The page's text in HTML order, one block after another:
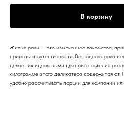
В корзину
Живые раки — это изысканное лакомство,
природы и аутентичности. Вес одного рака
делает их идеальными для приготовления
килограмме этого деликатеса содержится от
удобно рассчитывать порции для компании